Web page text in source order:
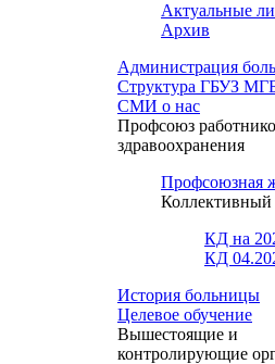
Актуальные
Архив
Администрация
Структура ГБУЗ
СМИ о нас
Профсоюз
здравоохранения
Профсоюзная
Коллективный
КД на
КД
История больницы
Целевое обучение
Вышестоящие и
контролирующие